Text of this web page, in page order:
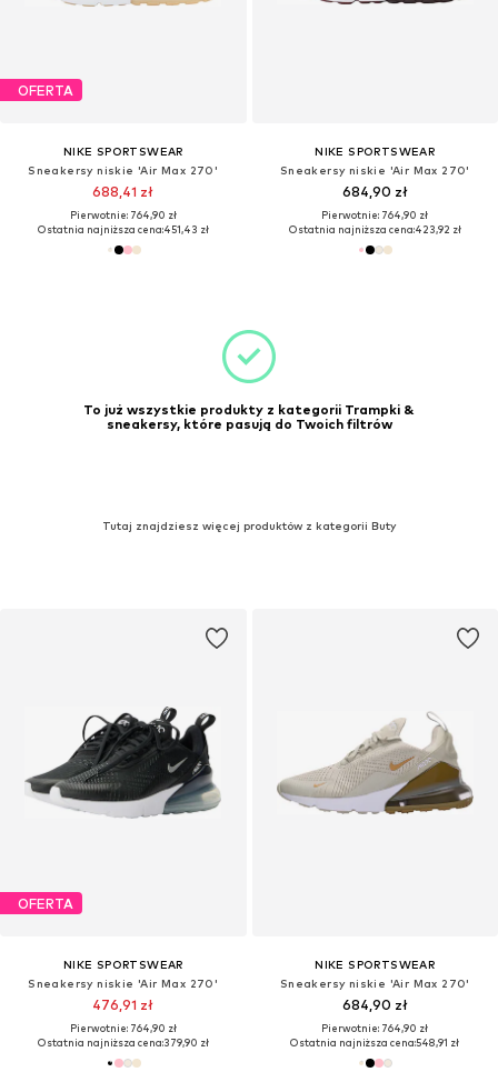
OFERTA
NIKE SPORTSWEAR
Sneakersy niskie 'Air Max 270'
688,41 zł
Pierwotnie: 764,90 zł
Ostatnia najniższa cena:451,43 zł
NIKE SPORTSWEAR
Sneakersy niskie 'Air Max 270'
684,90 zł
Pierwotnie: 764,90 zł
Ostatnia najniższa cena:423,92 zł
To już wszystkie produkty z kategorii Trampki &
sneakersy, które pasują do Twoich filtrów
Tutaj znajdziesz więcej produktów z kategorii Buty
OFERTA
NIKE SPORTSWEAR
Sneakersy niskie 'Air Max 270'
476,91 zł
Pierwotnie: 764,90 zł
Ostatnia najniższa cena:379,90 zł
NIKE SPORTSWEAR
Sneakersy niskie 'Air Max 270'
684,90 zł
Pierwotnie: 764,90 zł
Ostatnia najniższa cena:548,91 zł